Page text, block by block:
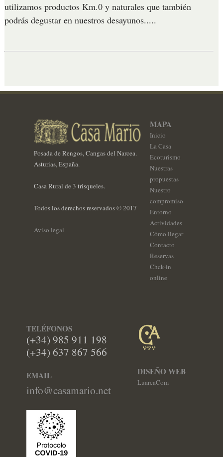
utilizamos productos Km.0 y naturales que también
podrás degustar en nuestros desayunos.....
Posada de Rengos, Cangas del Narcea.
Asturias, España.
Casa Rural de 3 trisqueles.
Todos los derechos reservados © 2017
Aviso legal
MAPA
Inicio
La Casa
Ecoturismo
Nuestras
propuestas
Nuestro
compromiso
Entorno
Actividades
Cómo llegar
Contacto
Reservas
Chck-in
online
TELÉFONOS
(+34) 985 911 198
(+34) 637 867 566
EMAIL
info@casamario.net
DISEÑO WEB
LuarcaCom